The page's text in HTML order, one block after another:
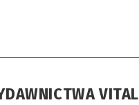
VITAL